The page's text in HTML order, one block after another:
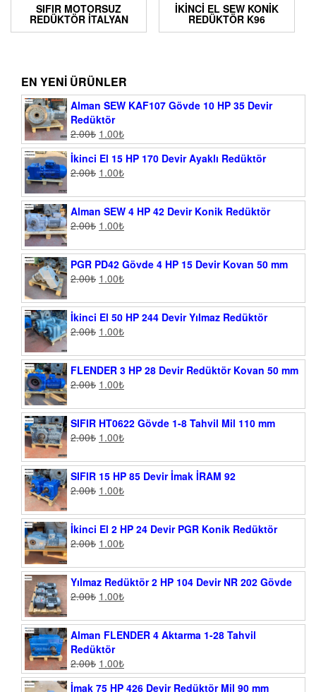
SIFIR MOTORSUZ
REDÜKTÖR İTALYAN
İKINCI EL SEW KONIK
REDÜKTÖR K96
EN YENI ÜRÜNLER
Alman SEW KAF107 Gövde 10 HP 35 Devir
Redüktör
2.00₺ 1.00₺
İkinci El 15 HP 170 Devir Ayaklı Redüktör
2.00₺ 1.00₺
Alman SEW 4 HP 42 Devir Konik Redüktör
2.00₺ 1.00₺
PGR PD42 Gövde 4 HP 15 Devir Kovan 50 mm
2.00₺ 1.00₺
İkinci El 50 HP 244 Devir Yılmaz Redüktör
2.00₺ 1.00₺
FLENDER 3 HP 28 Devir Redüktör Kovan 50 mm
2.00₺ 1.00₺
SIFIR HT0622 Gövde 1-8 Tahvil Mil 110 mm
2.00₺ 1.00₺
SIFIR 15 HP 85 Devir İmak İRAM 92
2.00₺ 1.00₺
İkinci El 2 HP 24 Devir PGR Konik Redüktör
2.00₺ 1.00₺
Yılmaz Redüktör 2 HP 104 Devir NR 202 Gövde
2.00₺ 1.00₺
Alman FLENDER 4 Aktarma 1-28 Tahvil
Redüktör
2.00₺ 1.00₺
İmak 75 HP 426 Devir Redüktör Mil 90 mm